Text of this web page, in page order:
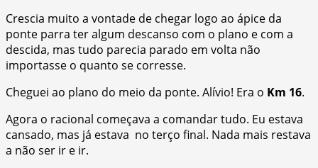
Crescia muito a vontade de chegar logo ao ápice da
ponte parra ter algum descanso com o plano e com a
descida, mas tudo parecia parado em volta não
importasse o quanto se corresse.
Cheguei ao plano do meio da ponte. Alívio! Era o Km 16.
Agora o racional começava a comandar tudo. Eu estava
cansado, mas já estava no terço final. Nada mais restava
a não ser ir e ir.